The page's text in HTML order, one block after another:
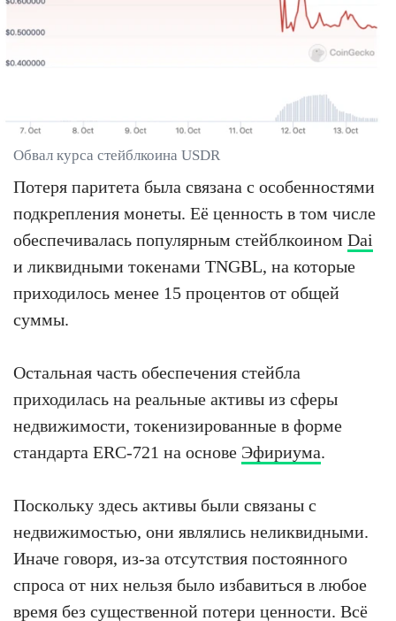
Обвал курса стейблкоина USDR
Потеря паритета была связана с особенностями
подкрепления монеты. Её ценность в том числе
обеспечивалась популярным стейблкоином Dai
и ликвидными токенами TNGBL, на которые
приходилось менее 15 процентов от общей
суммы.
Остальная часть обеспечения стейбла
приходилась на реальные активы из сферы
недвижимости, токенизированные в форме
стандарта ERC-721 на основе Эфириума.
Поскольку здесь активы были связаны с
недвижимостью, они являлись неликвидными.
Иначе говоря, из-за отсутствия постоянного
спроса от них нельзя было избавиться в любое
время без существенной потери ценности. Всё